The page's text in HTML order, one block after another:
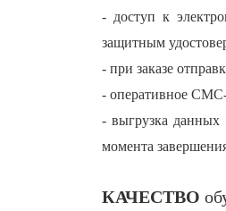
- доступ к
защитным
- при заказе
- оперативное
- выгрузка
момента
КАЧЕСТВО